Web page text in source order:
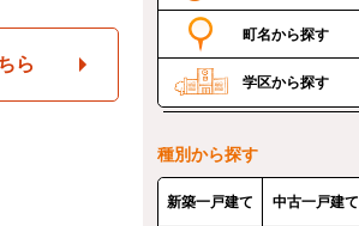
ら
町名から探す
学区から探す
種別から探す
新築一戸建て 中古一戸建て